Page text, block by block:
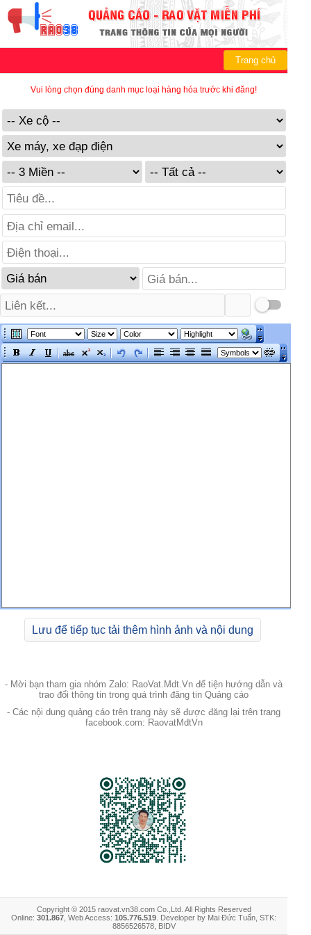
Trang chủ
Vui lòng chọn đúng danh mục loại hàng hóa trước khi đăng!
Lưu để tiếp tục tải thêm hình ảnh và nội dung
- Mời bạn tham gia nhóm Zalo: RaoVat.Mdt.Vn để tiện hướng dẫn và
trao đổi thông tin trong quá trình đăng tin Quảng cáo
- Các nội dung quảng cáo trên trang này sẽ được đăng lại trên trang
facebook.com: RaovatMdtVn
Copyright © 2015 raovat.vn38.com Co.,Ltd. All Rights Reserved
Online: 301.867 , Web Access: 105.776.519 . Developer by Mai Đức Tuấn, STK:
8856526578, BIDV